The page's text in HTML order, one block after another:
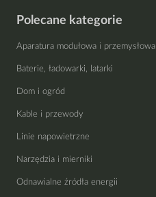
Polecane kategorie
Aparatura modułowa i przemysłowa
Baterie, ładowarki, latarki
Dom i ogród
Kable i przewody
Linie napowietrzne
Narzędzia i mierniki
Odnawialne źródła energii